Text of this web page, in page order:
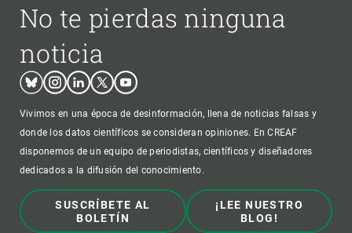
No te pierdas ninguna
noticia
BlueskyInstagram
LinkedinTwitterYoutube
Vivimos en una época de desinformación, llena de noticias falsas y
donde los datos científicos se consideran opiniones. En CREAF
disponemos de un equipo de periodistas, científicos y diseñadores
dedicados a la difusión del conocimiento.
SUSCRÍBETE AL
BOLETÍN
¡LEE NUESTRO
BLOG!